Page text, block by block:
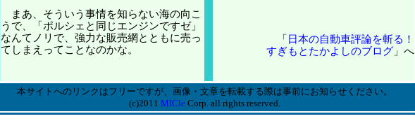
まあ、そういう事情を知らない海の向こ
うで、「ポルシェと同じエンジンですゼ」
なんてノリで、強力な販売網とともに売っ
てしまえってことなのかな。
「 日本の自動車評論を斬る！
すぎもとたかよしのブログ 」へ
本サイトへのリンクはフリーですが、画像・文章を転載する際は事前にお知らせください。
(c)2011 MICle Corp. all rights reserved.